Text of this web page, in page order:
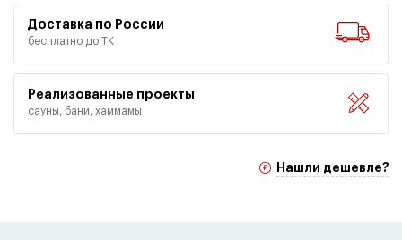
Доставка по России
бесплатно до ТК
Реализованные проекты
сауны, бани, хаммамы
Нашли дешевле?